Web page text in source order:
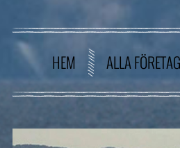
HEM ALLA FÖRETAG